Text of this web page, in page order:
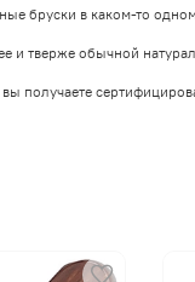
бруски в каком-то
и тверже обычной
получаете